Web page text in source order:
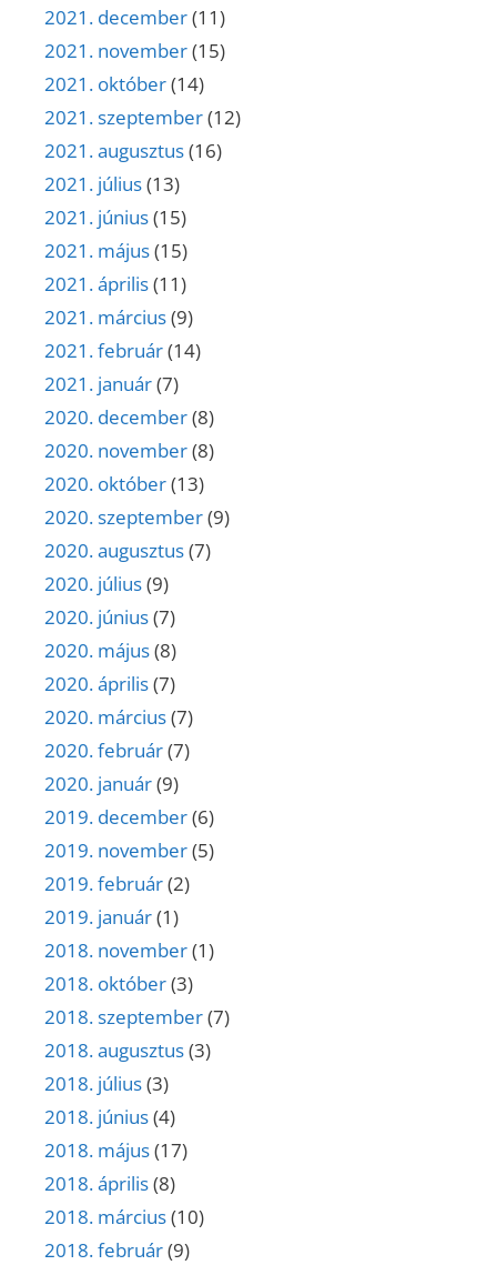
2021. december(11)
2021. november(15)
2021. október(14)
2021. szeptember(12)
2021. augusztus(16)
2021. július(13)
2021. június(15)
2021. május(15)
2021. április(11)
2021. március(9)
2021. február(14)
2021. január(7)
2020. december(8)
2020. november(8)
2020. október(13)
2020. szeptember(9)
2020. augusztus(7)
2020. július(9)
2020. június(7)
2020. május(8)
2020. április(7)
2020. március(7)
2020. február(7)
2020. január(9)
2019. december(6)
2019. november(5)
2019. február(2)
2019. január(1)
2018. november(1)
2018. október(3)
2018. szeptember(7)
2018. augusztus(3)
2018. július(3)
2018. június(4)
2018. május(17)
2018. április(8)
2018. március(10)
2018. február(9)